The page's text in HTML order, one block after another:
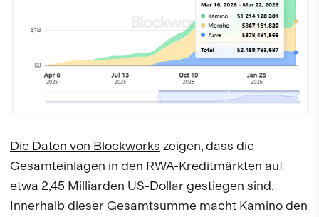
Die Daten von Blockworks zeigen, dass die
Gesamteinlagen in den RWA-Kreditmärkten auf
etwa 2,45 Milliarden US-Dollar gestiegen sind.
Innerhalb dieser Gesamtsumme macht Kamino den